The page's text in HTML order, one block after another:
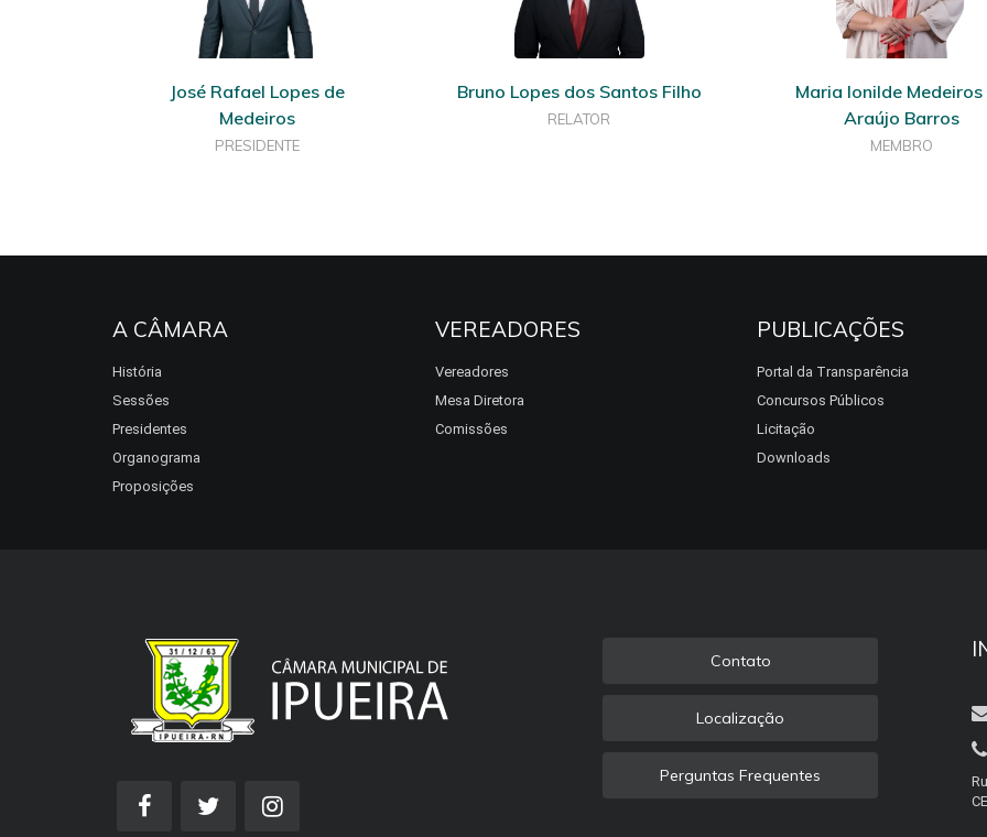
José Rafael Lopes de
Medeiros
PRESIDENTE
Bruno Lopes dos Santos Filho
RELATOR
Maria Ionilde Medeiros
Araújo Barros
MEMBRO
A CÂMARA
História
Sessões
Presidentes
Organograma
Proposições
VEREADORES
Vereadores
Mesa Diretora
Comissões
PUBLICAÇÕES
Portal da Transparência
Concursos Públicos
Licitação
Downloads
Contato
Localização
Perguntas Frequentes